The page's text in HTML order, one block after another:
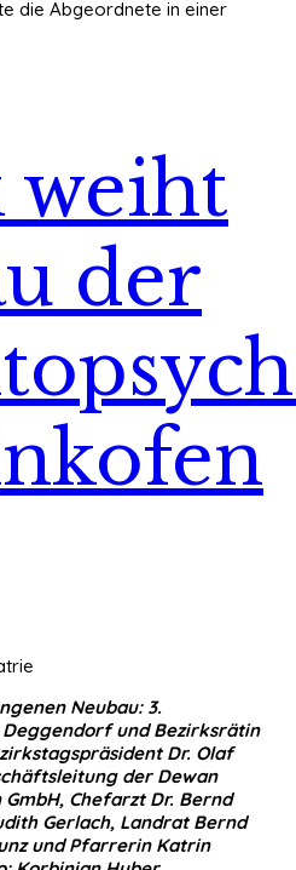
die Abgeordnete in einer
weiht
der
Neubau: 3.
und Bezirksrätin
Dr. Olaf
der Dewan
Chefarzt Dr. Bernd
Gerlach, Landrat Bernd
und Pfarrerin Katrin